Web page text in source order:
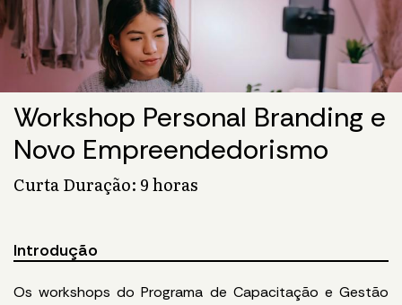
Workshop Personal Branding e
Novo Empreendedorismo
Curta Duração: 9 horas
Introdução
Os workshops do Programa de Capacitação e Gestão